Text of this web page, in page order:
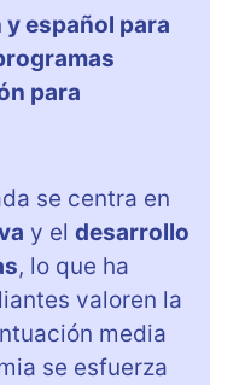
español para
para
se centra en
y el desarrollo
, lo que ha
valoren la
media
se esfuerza